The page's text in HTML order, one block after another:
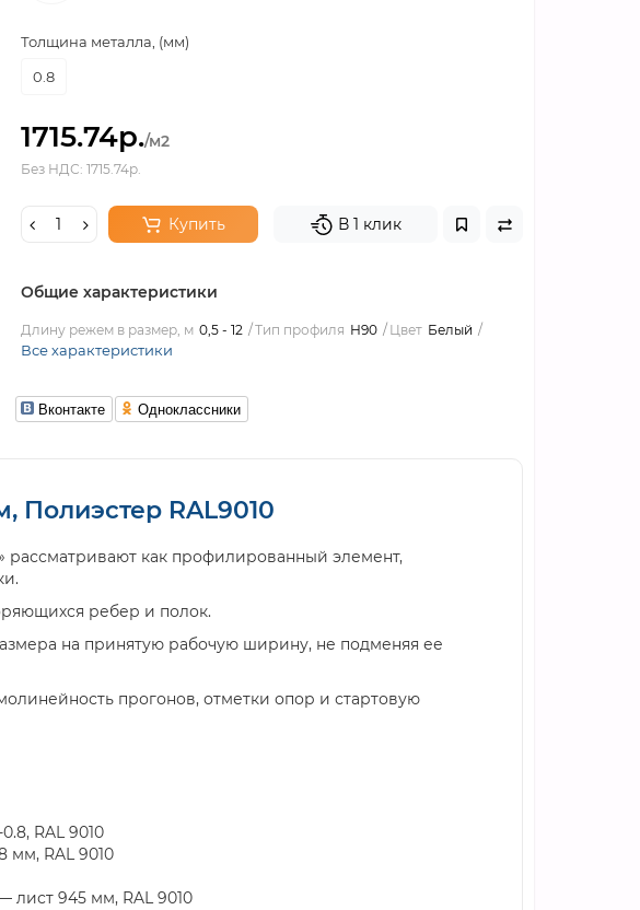
Толщина металла, (мм)
0.8
1715.74р./м2
Без НДС: 1715.74р.
Купить В 1 клик
Общие характеристики
Длину режем в размер, м 0,5 - 12 Тип профиля Н90 Цвет Белый
Все характеристики
Вконтакте Одноклассники
RAL9010
как профилированный элемент,
ребер и полок.
на принятую рабочую ширину, не подменяя ее
прогонов, отметки опор и стартовую
RAL 9010
мм, RAL 9010
945 мм, RAL 9010